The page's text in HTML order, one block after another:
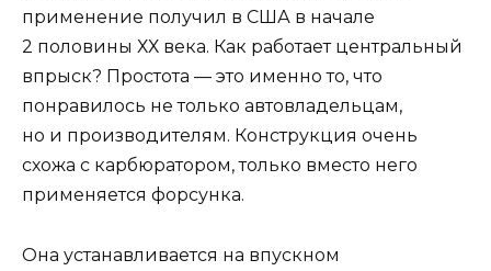
применение получил в США в начале
2 половины ХХ века. Как работает центральный
впрыск? Простота — это именно то, что
понравилось не только автовладельцам,
но и производителям. Конструкция очень
схожа с карбюратором, только вместо него
применяется форсунка.
Она устанавливается на впускном